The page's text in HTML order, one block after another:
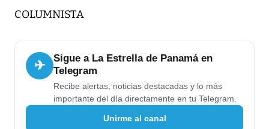
COLUMNISTA
✈
Sigue a La Estrella de Panamá en
Telegram
Recibe alertas, noticias destacadas y lo más
importante del día directamente en tu Telegram.
Unirme al canal